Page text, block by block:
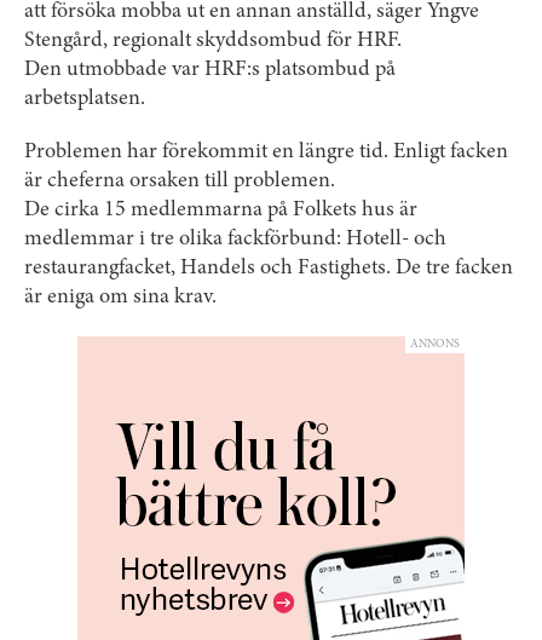
att försöka mobba ut en annan anställd, säger Yngve
Stengård, regionalt skyddsombud för HRF.
Den utmobbade var HRF:s platsombud på
arbetsplatsen.
Problemen har förekommit en längre tid. Enligt facken
är cheferna orsaken till problemen.
De cirka 15 medlemmarna på Folkets hus är
medlemmar i tre olika fackförbund: Hotell- och
restaurangfacket, Handels och Fastighets. De tre facken
är eniga om sina krav.
ANNONS